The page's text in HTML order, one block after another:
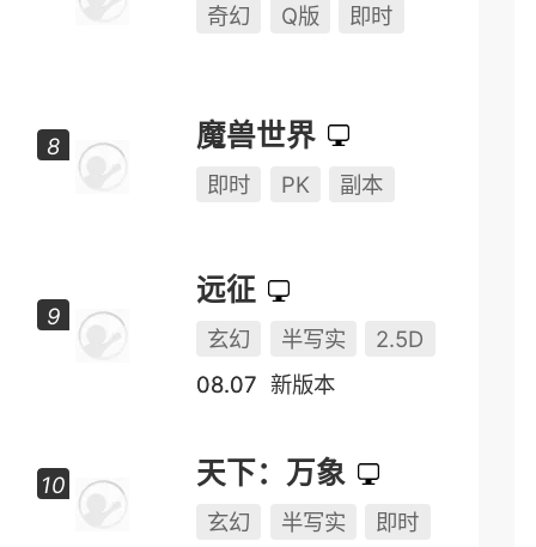
奇幻 Q版 即时
魔兽世界
即时 PK 副本
远征
玄幻 半写实
2.5D
08.07 新版本
天下：万象
玄幻 半写实 即时